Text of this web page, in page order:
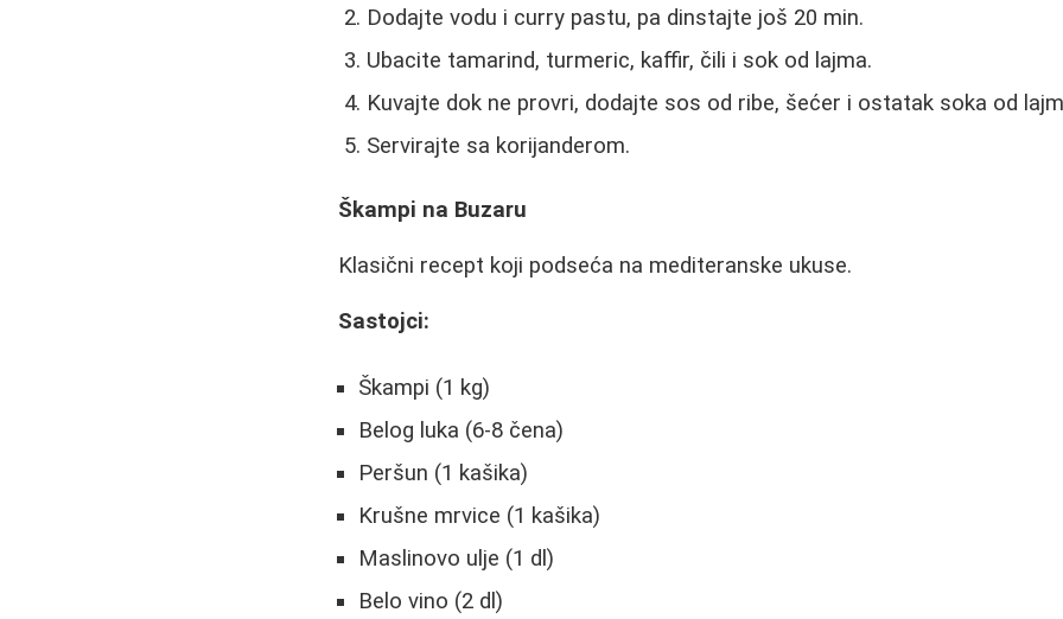
Dodajte vodu i curry pastu, pa dinstajte još 20 min.
Ubacite tamarind, turmeric, kaffir, čili i sok od lajma.
Kuvajte dok ne provri, dodajte sos od ribe, šećer i ostatak soka od
Servirajte sa korijanderom.
Škampi na Buzaru
Klasični recept koji podseća na mediteranske ukuse.
Sastojci:
Škampi (1 kg)
Belog luka (6-8 čena)
Peršun (1 kašika)
Krušne mrvice (1 kašika)
Maslinovo ulje (1 dl)
Belo vino (2 dl)